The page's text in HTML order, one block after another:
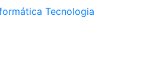
Tecnologia